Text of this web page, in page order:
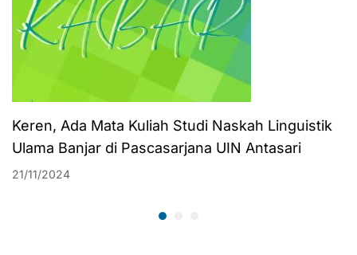
Keren, Ada Mata Kuliah Studi Naskah Linguistik
Ulama Banjar di Pascasarjana UIN Antasari
21/11/2024